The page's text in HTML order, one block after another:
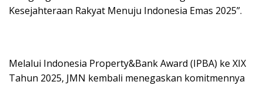
Kesejahteraan Rakyat Menuju Indonesia Emas 2025”.
Melalui Indonesia Property&Bank Award (IPBA) ke XIX
Tahun 2025, JMN kembali menegaskan komitmennya